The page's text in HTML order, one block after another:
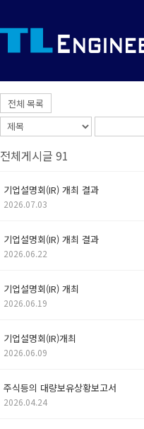
전체 목록
전체게시글 91
기업설명회(IR) 개최 결과
2026.07.03
기업설명회(IR) 개최 결과
2026.06.22
기업설명회(IR) 개최
2026.06.19
기업설명회(IR)개최
2026.06.09
주식등의 대량보유상황보고서
2026.04.24